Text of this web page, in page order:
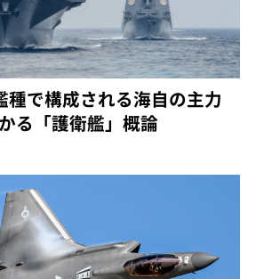
種で構成される海自の主力
る「護衛艦」概論